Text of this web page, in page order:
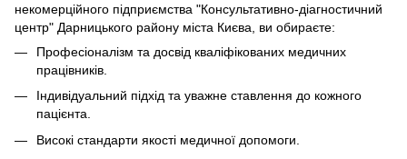
некомерційного підприємства "Консультативно-діагностичний
центр" Дарницького району міста Києва, ви обираєте:
Професіоналізм та досвід кваліфікованих медичних
працівників.
Індивідуальний підхід та уважне ставлення до кожного
пацієнта.
Високі стандарти якості медичної допомоги.